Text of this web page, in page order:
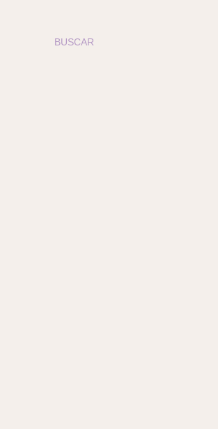
BUSCAR